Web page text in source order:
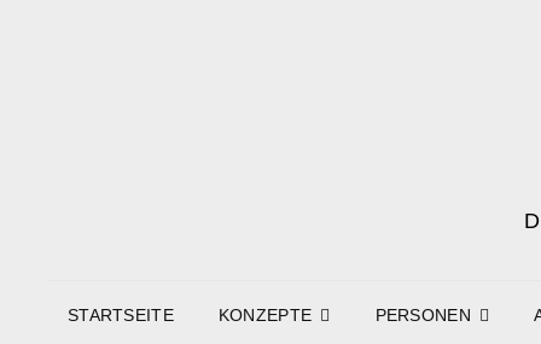
STARTSEITE KONZEPTE PERSONEN